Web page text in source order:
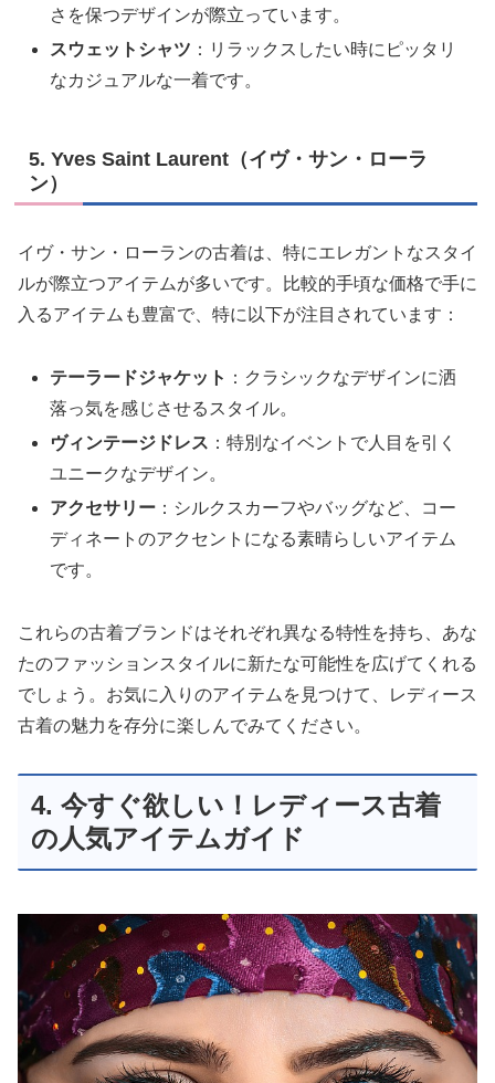
さを保つデザインが際立っています。
スウェットシャツ ：リラックスしたい時にピッタリ
なカジュアルな一着です。
5. Yves Saint Laurent（イヴ・サン・ローラ
ン）
イヴ・サン・ローランの古着は、特にエレガントなスタイ
ルが際立つアイテムが多いです。比較的手頃な価格で手に
入るアイテムも豊富で、特に以下が注目されています：
テーラードジャケット ：クラシックなデザインに洒
落っ気を感じさせるスタイル。
ヴィンテージドレス ：特別なイベントで人目を引く
ユニークなデザイン。
アクセサリー ：シルクスカーフやバッグなど、コー
ディネートのアクセントになる素晴らしいアイテム
です。
これらの古着ブランドはそれぞれ異なる特性を持ち、あな
たのファッションスタイルに新たな可能性を広げてくれる
でしょう。お気に入りのアイテムを見つけて、レディース
古着の魅力を存分に楽しんでみてください。
4. 今すぐ欲しい！レディース古着
の人気アイテムガイド